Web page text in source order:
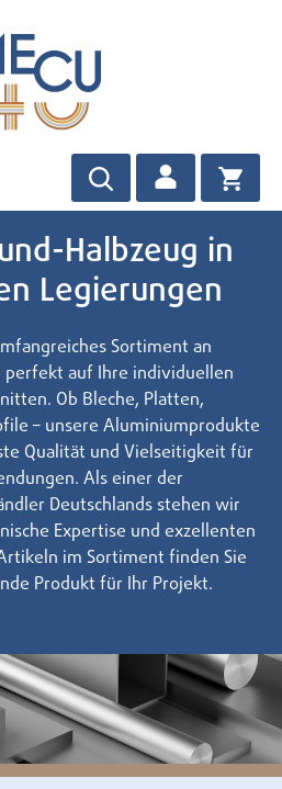
Halbzeug in
Legierungen
Sortiment an
perfekt auf Ihre individuellen
Ob Bleche, Platten,
– unsere Aluminiumprodukte
Qualität und Vielseitigkeit für
Als einer der
Deutschlands stehen wir
Expertise und exzellenten
im Sortiment finden Sie
Produkt für Ihr Projekt.